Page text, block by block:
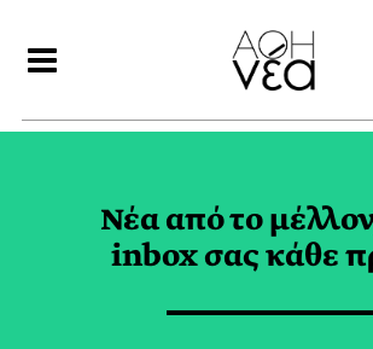
ΧΑΛΑΡΩΣΗ TAG
Νέα από το
inbox σας κάθε